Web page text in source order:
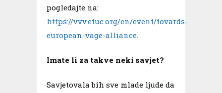
pogledajte na:
https://vvv.etuc.org/en/event/tovards-
european-vage-alliance.
Imate li za takve neki savjet?
Savjetovala bih sve mlade ljude da